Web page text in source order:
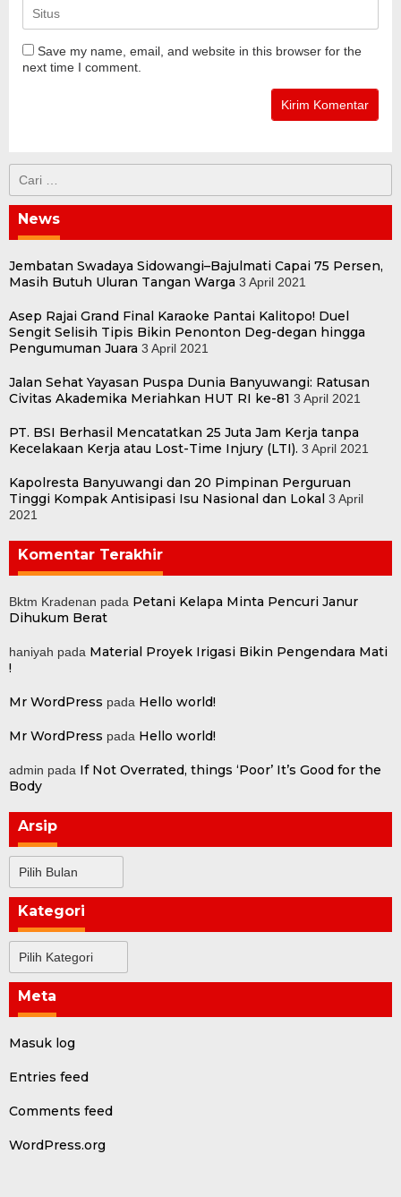
Save my name, email, and website in this browser for the
next time I comment.
untuk:
News
Jembatan Swadaya Sidowangi–Bajulmati Capai 75 Persen,
Masih Butuh Uluran Tangan Warga 3 April 2021
Asep Rajai Grand Final Karaoke Pantai Kalitopo! Duel
Sengit Selisih Tipis Bikin Penonton Deg-degan hingga
Pengumuman Juara 3 April 2021
Jalan Sehat Yayasan Puspa Dunia Banyuwangi: Ratusan
Civitas Akademika Meriahkan HUT RI ke-81 3 April 2021
PT. BSI Berhasil Mencatatkan 25 Juta Jam Kerja tanpa
Kecelakaan Kerja atau Lost-Time Injury (LTI). 3 April 2021
Kapolresta Banyuwangi dan 20 Pimpinan Perguruan
Tinggi Kompak Antisipasi Isu Nasional dan Lokal 3 April
2021
Komentar Terakhir
Bktm Kradenan pada Petani Kelapa Minta Pencuri Janur
Dihukum Berat
haniyah pada Material Proyek Irigasi Bikin Pengendara Mati
!
Mr WordPress pada Hello world!
Mr WordPress pada Hello world!
admin pada If Not Overrated, things ‘Poor’ It’s Good for the
Body
Arsip
Kategori
Meta
Masuk log
Entries feed
Comments feed
WordPress.org